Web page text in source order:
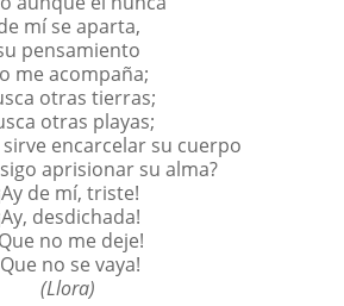
mí se aparta,
pensamiento
me acompaña;
otras tierras;
otras playas;
encarcelar su cuerpo
aprisionar su alma?
de mí, triste!
desdichada!
no me deje!
no se vaya!
(Llora)